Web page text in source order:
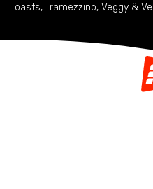
Toasts, Tramezzino, Veggy &